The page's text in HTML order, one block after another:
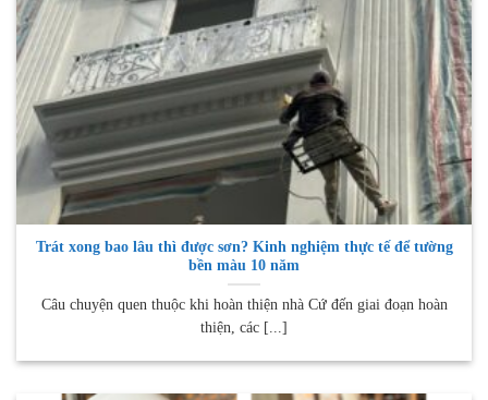
Trát xong bao lâu thì được sơn? Kinh nghiệm thực tế để tường
bền màu 10 năm
Câu chuyện quen thuộc khi hoàn thiện nhà Cứ đến giai đoạn hoàn
thiện, các [...]